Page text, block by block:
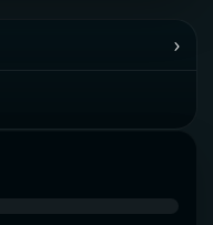
›